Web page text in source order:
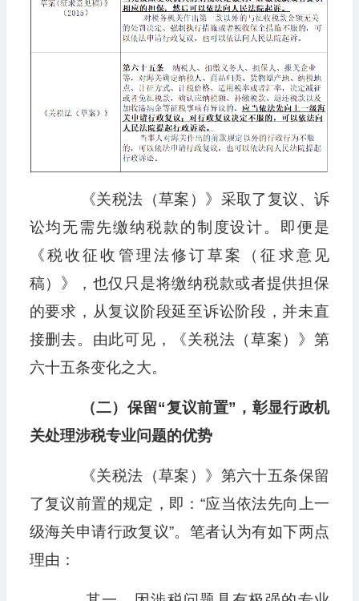
《关税法（草案）》采取了复议、诉
讼均无需先缴纳税款的制度设计。即便是
《税收征收管理法修订草案（征求意见
稿）》，也仅只是将缴纳税款或者提供担保
的要求，从复议阶段延至诉讼阶段，并未直
接删去。由此可见，《关税法（草案）》第
六十五条变化之大。
（二）保留“复议前置”，彰显行政机
关处理涉税专业问题的优势
《关税法（草案）》第六十五条保留
了复议前置的规定，即：“应当依法先向上一
级海关申请行政复议”。笔者认为有如下两点
理由：